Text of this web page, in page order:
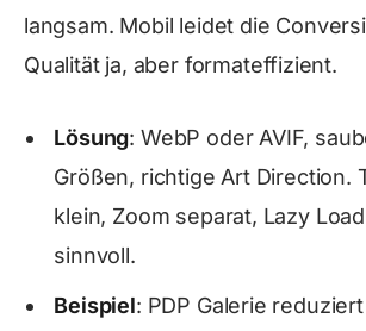
langsam. Mobil leidet die
Qualität ja, aber formateffizient.
Lösung: WebP oder AVIF,
Größen, richtige Art Direction.
klein, Zoom separat, Lazy
sinnvoll.
Beispiel: PDP Galerie